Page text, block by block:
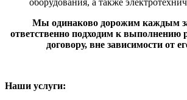
Мы одинаково дорожим каждым
ответственно подходим к выполнению
договору, вне зависимости от
Наши услуги: